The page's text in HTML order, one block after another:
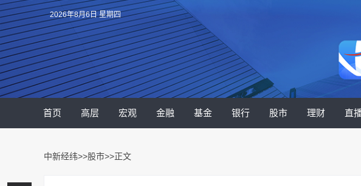
2026年8月6日 星期四
首页 高层 宏观 金融 基金 银行 股市 理财 直
中新经纬>>股市>>正文